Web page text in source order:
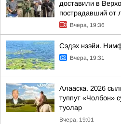
доставили в
пострадавший от
Вчера, 19:36
Сэдэх нээйи.
Вчера, 19:31
Алааска. 2026
туппут «Чолбон»
туолар
Вчера, 19:01